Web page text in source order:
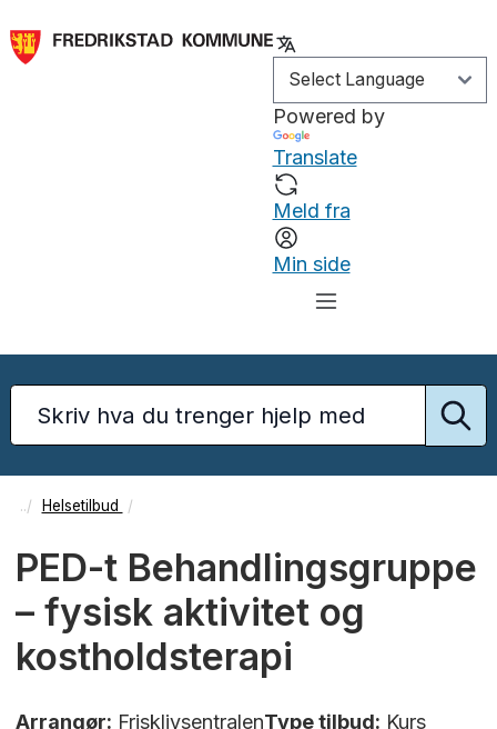
Powered by
Translate
Meld fra
Min side
Helsetilbud
PED-t Behandlingsgruppe
– fysisk aktivitet og
kostholdsterapi
Arrangør: FrisklivsentralenType tilbud: Kurs